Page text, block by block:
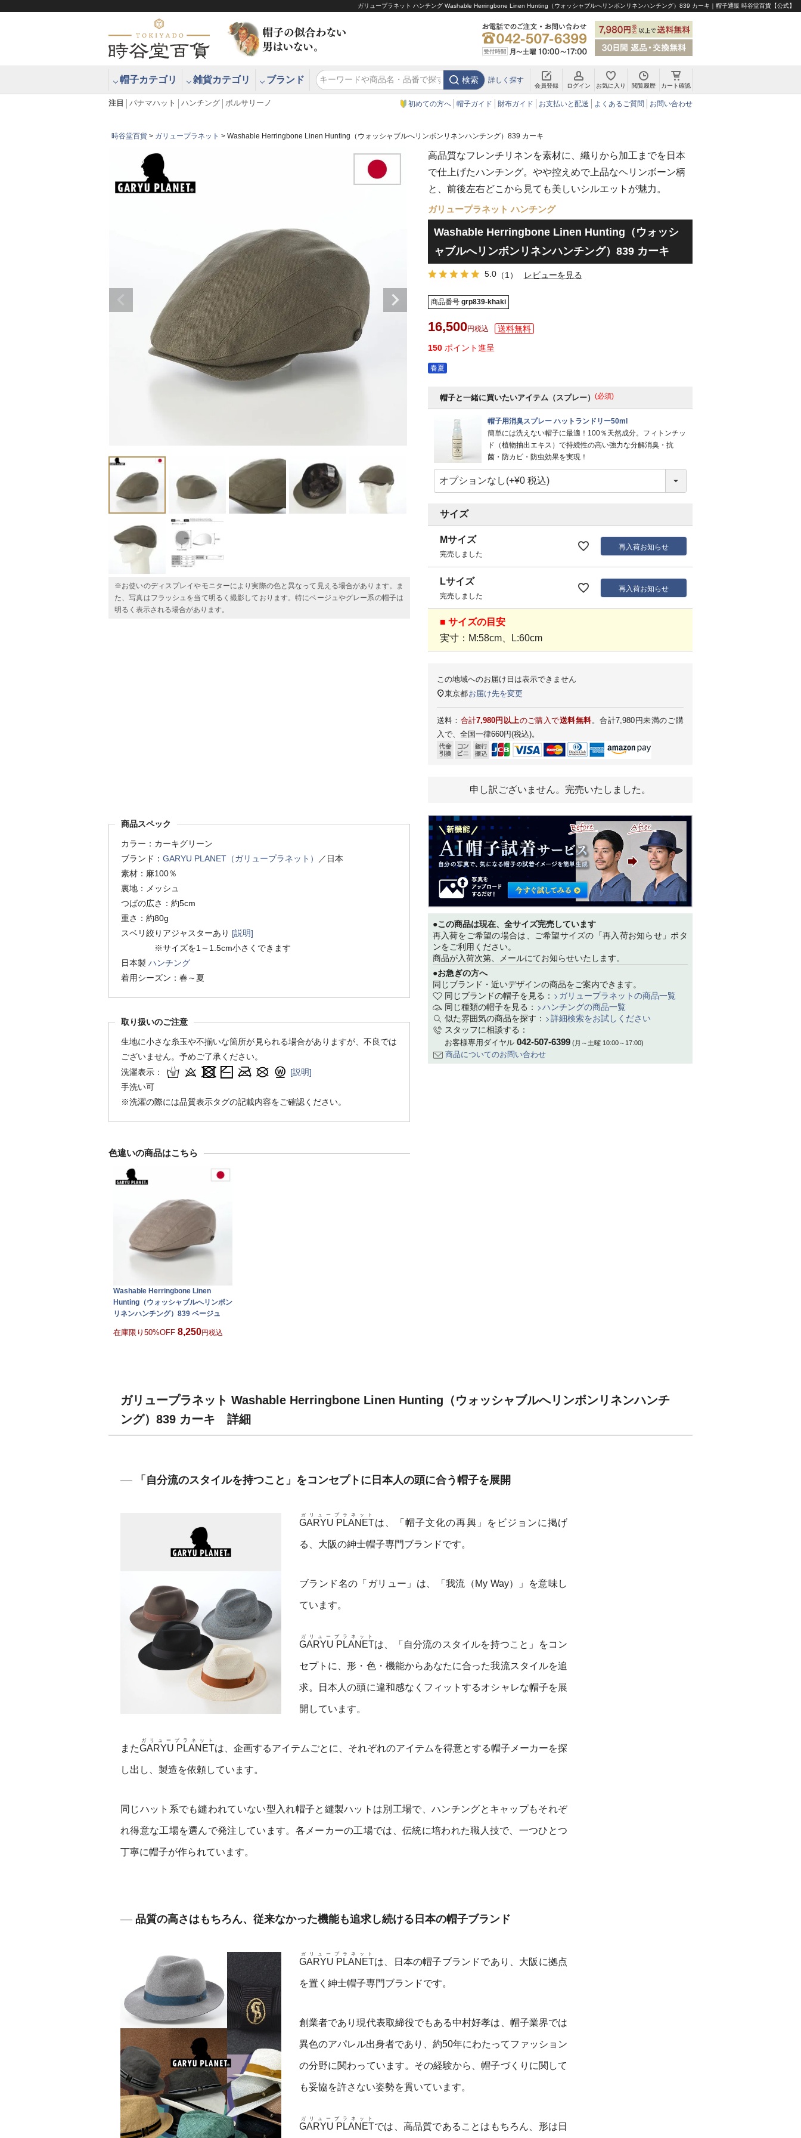
ガリュープラネット ハンチング Washable Herringbone Linen Hunting（ウォッシャブルへリンボンリネンハンチング）839 カーキ｜帽子通販 時谷堂百貨【公式】
帽子カテゴリ 雑貨カテゴリ ブランド 検索 詳しく探す
会員登録 ログイン お気に入り 閲覧履歴 カート確認
注目 パナマハット ハンチング ボルサリーノ 初めての方へ 帽子ガイド 財布ガイド お支払いと配送 よくあるご質問 お問い合わせ
時谷堂百貨 ガリュープラネット Washable Herringbone Linen Hunting（ウォッシャブルへリンボンリネンハンチング）839 カーキ
※お使いのディスプレイやモニターにより実際の色と異なって見える場合があります。ま
た、写真はフラッシュを当て明るく撮影しております。特にベージュやグレー系の帽子は
明るく表示される場合があります。
商品スペック
カラー：カーキグリーン
ブランド： GARYU PLANET（ガリュープラネット）
／日本
素材：麻100％
裏地：メッシュ
つばの広さ：約5cm
重さ：約80g
スベリ絞りアジャスターあり [説明]
※サイズを1～1.5cm小さくできます
日本製 ハンチング
着用シーズン：春～夏
取り扱いのご注意
生地に小さな糸玉や不揃いな箇所が見られる場合がありますが、不良では
ございません。予めご了承ください。
洗濯表示：
[説明]
手洗い可
※洗濯の際には品質表示タグの記載内容をご確認ください。
色違いの商品はこちら
Washable Herringbone Linen
Hunting（ウォッシャブルへリンボン
リネンハンチング）839 ベージュ
在庫限り50%OFF 8,250 税込
高品質なフレンチリネンを素材に、織りから加工までを日本
で仕上げたハンチング。やや控えめで上品なヘリンボーン柄
と、前後左右どこから見ても美しいシルエットが魅力。
ガリュープラネット ハンチング
Washable Herringbone Linen Hunting（ウォッシ
ャブルへリンボンリネンハンチング）839 カーキ
5.0（1） レビューを見る
商品番号 grp839-khaki
16,500 税込
150 ポイント進呈
春夏
帽子と一緒に買いたいアイテム（スプレー） (必須)
帽子用消臭スプレー ハットランドリー50ml
簡単には洗えない帽子に最適！100％天然成分。フィトンチッ
ド（植物抽出エキス）で持続性の高い強力な分解消臭・抗
菌・防カビ・防虫効果を実現！
サイズ
Mサイズ
完売しました
再入荷お知らせ
Lサイズ
完売しました
再入荷お知らせ
■ サイズの目安
実寸：M:58cm、L:60cm
この地域へのお届け日は表示できません
東京都お届け先を変更
送料： 合計7,980円以上のご購入で送料無料。合計7,980円未満のご購
入で、全国一律660円(税込)。
申し訳ございません。完売いたしました。
●この商品は現在、全サイズ完売しています
再入荷をご希望の場合は、ご希望サイズの「再入荷お知らせ」ボタ
ンをご利用ください。
商品が入荷次第、メールにてお知らせいたします。
●お急ぎの方へ
同じブランド・近いデザインの商品をご案内できます。
同じブランドの帽子を見る：
ガリュープラネットの商品一覧
同じ種類の帽子を見る：
ハンチングの商品一覧
似た雰囲気の商品を探す：
詳細検索をお試しください
スタッフに相談する：
お客様専用ダイヤル 042-507-6399(月～土曜 10:00～17:00)
商品についてのお問い合わせ
ガリュープラネット Washable Herringbone Linen Hunting（ウォッシャブルへリンボンリネンハンチ
ング）839 カーキ 詳細
「自分流のスタイルを持つこと」をコンセプトに日本人の頭に合う帽子を展開
GARYU PLANET
ガリュープラネット
は、「帽子文化の再興」をビジョンに掲げ
る、大阪の紳士帽子専門ブランドです。
ブランド名の「ガリュー」は、「我流（My Way）」を意味し
ています。
GARYU PLANET
ガリュープラネット
は、「自分流のスタイルを持つこと」をコン
セプトに、形・色・機能からあなたに合った我流スタイルを追
求。日本人の頭に違和感なくフィットするオシャレな帽子を展
開しています。
またGARYU PLANET
ガリュープラネット
は、企画するアイテムごとに、それぞれのアイテムを得意とする帽子メーカーを探
し出し、製造を依頼しています。
同じハット系でも縫われていない型入れ帽子と縫製ハットは別工場で、ハンチングとキャップもそれぞ
れ得意な工場を選んで発注しています。各メーカーの工場では、伝統に培われた職人技で、一つひとつ
丁寧に帽子が作られています。
品質の高さはもちろん、従来なかった機能も追求し続ける日本の帽子ブランド
GARYU PLANET
ガリュープラネット
は、日本の帽子ブランドであり、大阪に拠点
を置く紳士帽子専門ブランドです。
創業者であり現代表取締役でもある中村好孝は、帽子業界では
異色のアパレル出身者であり、約50年にわたってファッション
の分野に関わっています。その経験から、帽子づくりに関して
も妥協を許さない姿勢を貫いています。
GARYU PLANET
ガリュープラネット
では、高品質であることはもちろん、形は日